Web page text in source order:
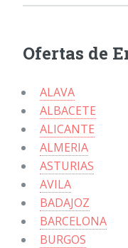
Ofertas de
ALAVA
ALBACETE
ALICANTE
ALMERIA
ASTURIAS
AVILA
BADAJOZ
BARCELONA
BURGOS